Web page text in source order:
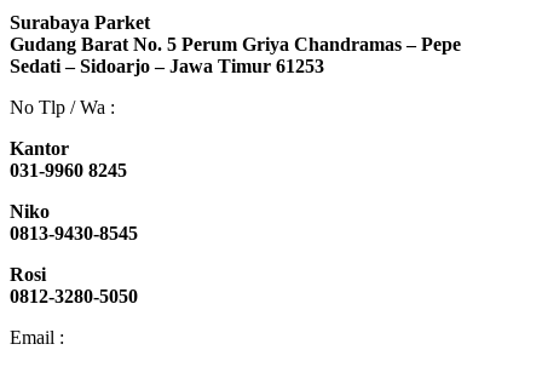
Surabaya Parket
Gudang Barat No. 5 Perum Griya Chandramas – Pepe
Sedati – Sidoarjo – Jawa Timur 61253
No Tlp / Wa :
Kantor
031-9960 8245
Niko
0813-9430-8545
Rosi
0812-3280-5050
Email :